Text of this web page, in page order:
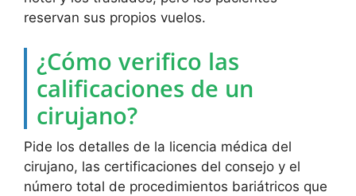
reservan sus propios vuelos.
¿Cómo verifico las
calificaciones de un
cirujano?
Pide los detalles de la licencia médica del
cirujano, las certificaciones del consejo y el
número total de procedimientos bariátricos que